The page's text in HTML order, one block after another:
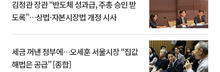
김정관 장관 “반도체 성과급, 주총 승인 받
도록”…상법·자본시장법 개정 시사
세금 꺼낸 정부에…오세훈 서울시장 “집값
해법은 공급” [종합]